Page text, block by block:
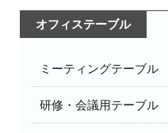
オフィステーブル
ミーティングテーブル
研修・会議用テーブル